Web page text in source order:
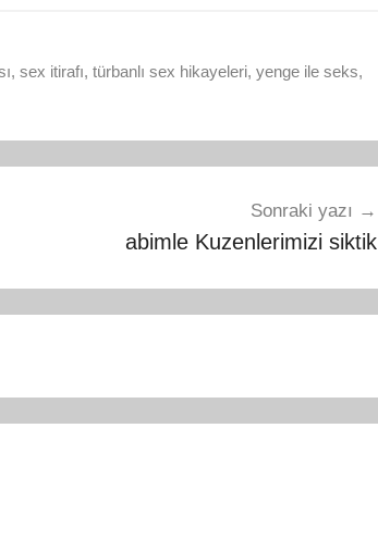
, sex itirafı, türbanlı sex hikayeleri, yenge ile seks,
Sonraki yazı
abimle Kuzenlerimizi siktik